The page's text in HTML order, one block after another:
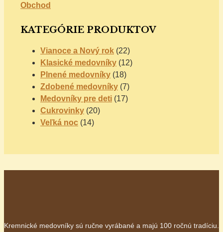
Obchod
KATEGÓRIE PRODUKTOV
Vianoce a Nový rok (22)
Klasické medovníky (12)
Plnené medovníky (18)
Zdobené medovníky (7)
Medovníky pre deti (17)
Cukrovinky (20)
Veľká noc (14)
Kremnické medovníky sú ručne vyrábané a majú 100 ročnú tradíciu.